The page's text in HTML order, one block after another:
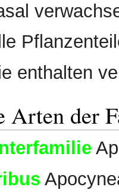
enthalten
Arten der